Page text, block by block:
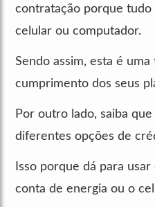
contratação porque
celular ou computador.
Sendo assim, esta é
cumprimento dos seus
Por outro lado, saiba
diferentes opções de
Isso porque dá para
conta de energia ou o